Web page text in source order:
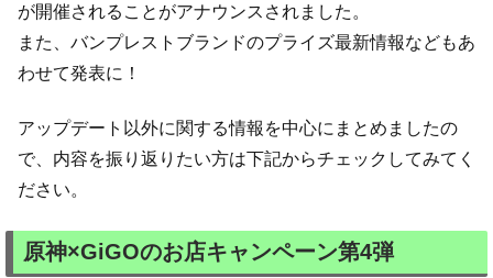
が開催されることがアナウンスされました。
また、バンプレストブランドのプライズ最新情報などもあ
わせて発表に！
アップデート以外に関する情報を中心にまとめましたの
で、内容を振り返りたい方は下記からチェックしてみてく
ださい。
原神×GiGOのお店キャンペーン第4弾